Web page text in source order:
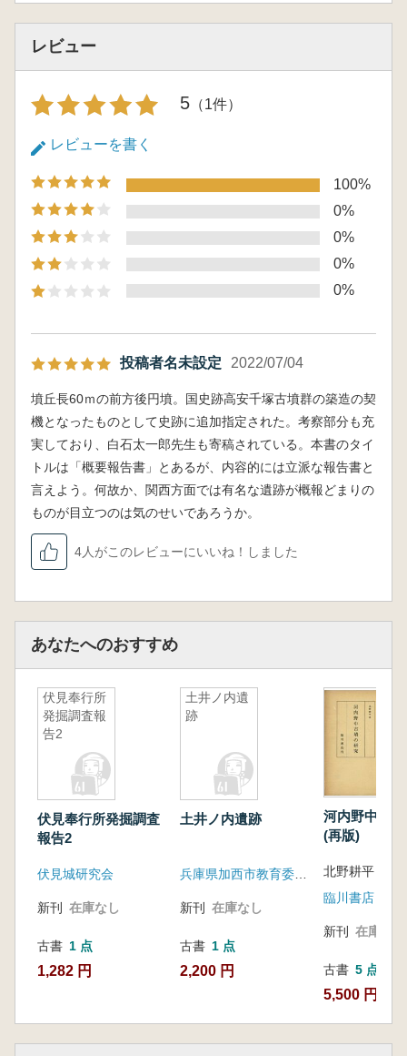
レビュー
5 （1件）
レビューを書く
100%
0%
0%
0%
0%
投稿者名未設定 2022/07/04
墳丘長60ｍの前方後円墳。国史跡高安千塚古墳群の築造の契
機となったものとして史跡に追加指定された。考察部分も充
実しており、白石太一郎先生も寄稿されている。本書のタイ
トルは「概要報告書」とあるが、内容的には立派な報告書と
言えよう。何故か、関西方面では有名な遺跡が概報どまりの
ものが目立つのは気のせいであろうか。
4人がこのレビューにいいね！しました
あなたへのおすすめ
伏見奉行所
発掘調査報
告2
伏見奉行所発掘調査
報告2
伏見城研究会
新刊 在庫なし
古書 1 点
1,282 円
土井ノ内遺
跡
土井ノ内遺跡
新刊 在庫なし
古書 1 点
2,200 円
河内野中古
(再版)
北野耕平
臨川書店
新刊 在庫なし
古書 5 点
5,500 円~